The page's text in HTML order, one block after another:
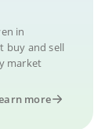
in
buy and sell
market
more